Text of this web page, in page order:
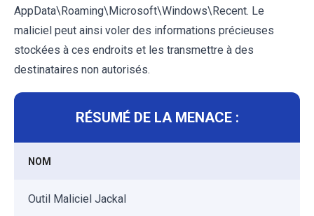
AppData\Roaming\Microsoft\Windows\Recent. Le
maliciel peut ainsi voler des informations précieuses
stockées à ces endroits et les transmettre à des
destinataires non autorisés.
RÉSUMÉ DE LA MENACE :
NOM
Outil Maliciel Jackal